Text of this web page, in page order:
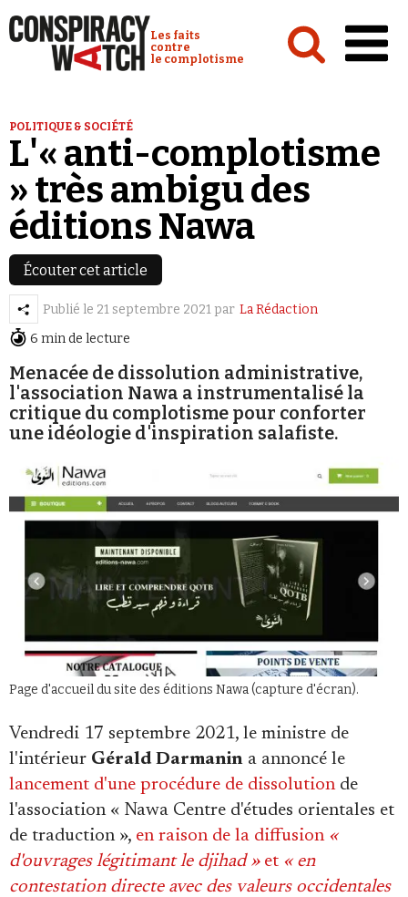
Conspiracy Watch :
Les faits
contre
le complotisme
Analyses
Conspipédia
Vidéos
Émissions
Revues de presse
Newsletter
Faire un don
Demander à Vera
POLITIQUE & SOCIÉTÉ
L'« anti-complotisme
» très ambigu des
éditions Nawa
Écouter cet article
Publié le 21 septembre 2021 par La Rédaction
6 min de lecture
Menacée de dissolution administrative,
l'association Nawa a instrumentalisé la
critique du complotisme pour conforter
une idéologie d'inspiration salafiste.
Page d'accueil du site des éditions Nawa (capture d'écran).
Vendredi 17 septembre 2021, le ministre de
l'intérieur Gérald Darmanin a annoncé le
lancement d'une procédure de dissolutionde
l'association « Nawa Centre d'études orientales et
de traduction », en raison de la diffusion «
d'ouvrages légitimant le djihad »et « en
contestation directe avec des valeurs occidentales